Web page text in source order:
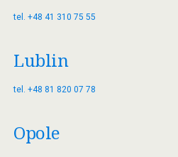
tel. +48 41 310 75 55
Lublin
tel. +48 81 820 07 78
Opole